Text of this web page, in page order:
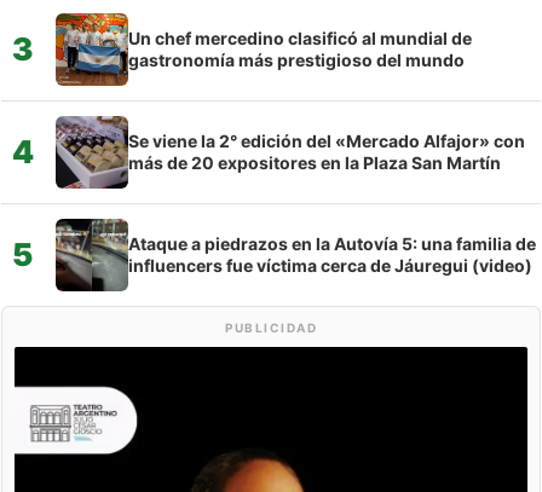
3
Un chef mercedino clasificó al mundial de
gastronomía más prestigioso del mundo
4
Se viene la 2° edición del «Mercado Alfajor» con
más de 20 expositores en la Plaza San Martín
5
Ataque a piedrazos en la Autovía 5: una familia de
influencers fue víctima cerca de Jáuregui (video)
PUBLICIDAD